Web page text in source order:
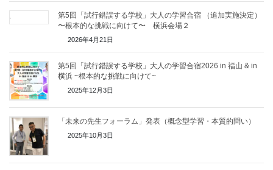
第5回「試行錯誤する学校」大人の学習合宿 （追加実施決定）
〜根本的な挑戦に向けて〜 横浜会場２
2026年4月21日
第5回「試行錯誤する学校」大人の学習合宿2026 in 福山 & in
横浜 ~根本的な挑戦に向けて~
2025年12月3日
「未来の先生フォーラム」発表（概念型学習・本質的問い）
2025年10月3日